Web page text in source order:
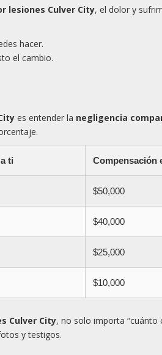
lesiones Culver City, el dolor y
hacer.
el cambio.
es entender la negligencia
ti Compensación
$50,000
$40,000
$25,000
$10,000
Culver City, no solo importa “cuánto
y testigos.